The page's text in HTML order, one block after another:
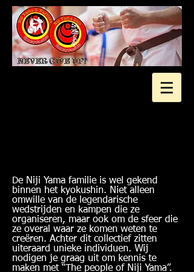
De Niji Yama familie is wel gekend
binnen het kyokushin. Niet alleen
omwille van de legendarische
wedstrijden en kampen die ze
organiseren, maar ook om de sfeer die
ze overal waar ze komen weten te
creëren. Achter dit collectief zitten
uiteraard unieke individuen. Wij
nodigen je graag uit om kennis te
maken met “The people of Niji Yama”.